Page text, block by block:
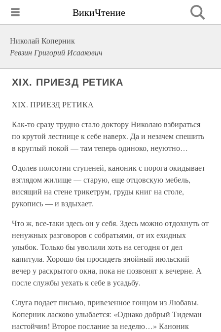
ВикиЧтение
Николай Коперник
Ревзин Григорий Исаакович
XIX. ПРИЕЗД РЕТИКА
XIX. ПРИЕЗД РЕТИКА
Как-то сразу трудно стало доктору Николаю взбираться
по крутой лестнице к себе наверх. Да и незачем спешить
в круглый покой — там теперь одиноко, неуютно…
Одолев полсотни ступеней, каноник с порога окидывает
взглядом жилище — старую, еще отцовскую мебель,
висящий на стене трикетрум, груды книг на столе,
рукопись — и вздыхает.
Что ж, все-таки здесь он у себя. Здесь можно отдохнуть от
ненужных разговоров с собратьями, от их ехидных
улыбок. Только бы уволили хоть на сегодня от дел
капитула. Хорошо бы просидеть знойный июльский
вечер у раскрытого окна, пока не позвонят к вечерне. А
после службы уехать к себе в усадьбу.
Слуга подает письмо, привезенное гонцом из Любавы.
Коперник ласково улыбается: «Однако добрый Тидеман
настойчив! Второе послание за неделю…» Каноник